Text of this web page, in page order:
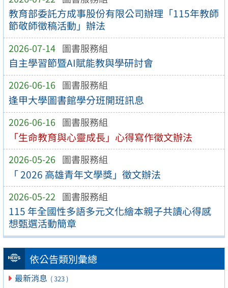
教育部委託方成事股份有限公司辦理「115年教師
節敬師徵稿活動」辦法
2026-07-14 圖書服務組
自主學習節暨AI賦能教與學研討會
2026-06-16 圖書服務組
逢甲大學圖書館學分班開班訊息
2026-06-16 圖書服務組
「生命教育與心靈成長」心得寫作徵文辦法
2026-05-26 圖書服務組
「 2026 高雄青年文學獎」徵文辦法
2026-05-22 圖書服務組
115 年全國性多語多元文化繪本親子共讀心得感
想甄選活動簡章
依公告類別彙總
最新消息 ( 323 )